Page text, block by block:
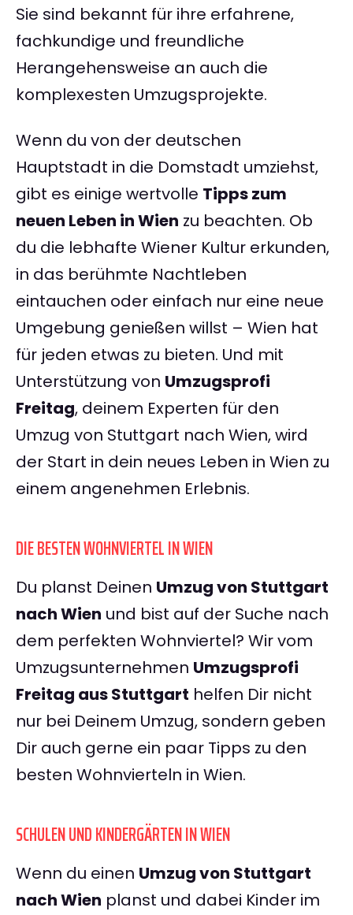
Sie sind bekannt für ihre erfahrene,
fachkundige und freundliche
Herangehensweise an auch die
komplexesten Umzugsprojekte.
Wenn du von der deutschen
Hauptstadt in die Domstadt umziehst,
gibt es einige wertvolle Tipps zum
neuen Leben in Wien zu beachten. Ob
du die lebhafte Wiener Kultur erkunden,
in das berühmte Nachtleben
eintauchen oder einfach nur eine neue
Umgebung genießen willst – Wien hat
für jeden etwas zu bieten. Und mit
Unterstützung von Umzugsprofi
Freitag, deinem Experten für den
Umzug von Stuttgart nach Wien, wird
der Start in dein neues Leben in Wien zu
einem angenehmen Erlebnis.
DIE BESTEN WOHNVIERTEL IN WIEN
Du planst Deinen Umzug von Stuttgart
nach Wien und bist auf der Suche nach
dem perfekten Wohnviertel? Wir vom
Umzugsunternehmen Umzugsprofi
Freitag aus Stuttgart helfen Dir nicht
nur bei Deinem Umzug, sondern geben
Dir auch gerne ein paar Tipps zu den
besten Wohnvierteln in Wien.
SCHULEN UND KINDERGÄRTEN IN WIEN
Wenn du einen Umzug von Stuttgart
nach Wien planst und dabei Kinder im